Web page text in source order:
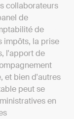
collaborateurs
de
de
impôts, la prise
l'apport de
et bien d'autres
peut se
en